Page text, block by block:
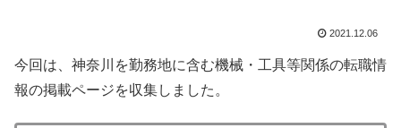
2021.12.06
今回は、神奈川を勤務地に含む機械・工具等関係の転職情
報の掲載ページを収集しました。